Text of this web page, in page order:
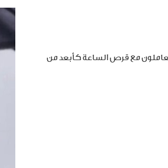
مع قرص الساعة كأبعد من